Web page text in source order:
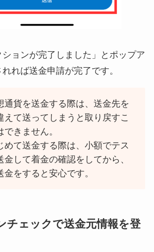
ションが完了しました」とポップア
れば送金申請が完了です。
通貨を送金する際は、送金先を
えて送ってしまうと取り戻すこ
できません。
めて送金する際は、小額でテス
金して着金の確認をしてから、
金をすると安心です。
チェックで送金元情報を登